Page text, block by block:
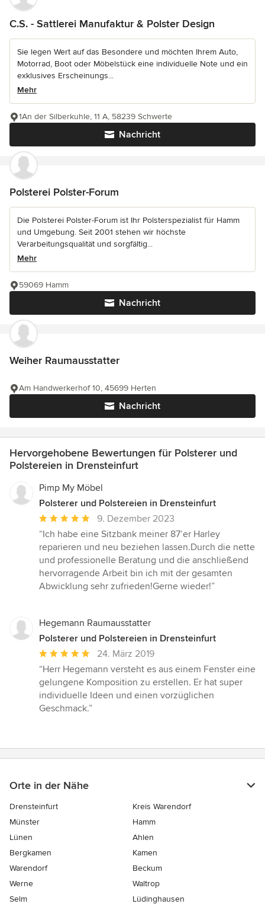
C.S. - Sattlerei Manufaktur & Polster Design
Sie legen Wert auf das Besondere und möchten Ihrem Auto,
Motorrad, Boot oder Möbelstück eine individuelle Note und ein
exklusives Erscheinungs...
Mehr
Nachricht
1An der Silberkuhle, 11 A, 58239 Schwerte
Polsterei Polster-Forum
Die Polsterei Polster-Forum ist Ihr Polsterspezialist für Hamm
und Umgebung. Seit 2001 stehen wir höchste
Verarbeitungsqualität und sorgfältig...
Mehr
Nachricht
59069 Hamm
Weiher Raumausstatter
Nachricht
Am Handwerkerhof 10, 45699 Herten
Hervorgehobene Bewertungen für Polsterer und
Polstereien in Drensteinfurt
Pimp My Möbel
Polsterer und Polstereien in Drensteinfurt
Durchschnittliche
Bewertung:
5
von
5
Sternen
9. Dezember 2023
“Ich habe eine Sitzbank meiner 87‘er Harley
reparieren und neu beziehen lassen.Durch die nette
und professionelle Beratung und die anschließend
hervorragende Arbeit bin ich mit der gesamten
Abwicklung sehr zufrieden!Gerne wieder!”
Hegemann Raumausstatter
Polsterer und Polstereien in Drensteinfurt
Durchschnittliche
Bewertung:
5
von
5
24. März 2019
“Herr Hegemann versteht es aus einem Fenster eine
gelungene Komposition zu erstellen. Er hat super
individuelle Ideen und einen vorzüglichen
Geschmack.”
Orte in der Nähe
Drensteinfurt
Kreis Warendorf
Münster
Hamm
Lünen
Ahlen
Bergkamen
Kamen
Warendorf
Beckum
Werne
Waltrop
Selm
Lüdinghausen